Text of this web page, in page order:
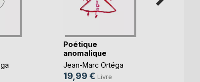
Poétique
anomalique
Jean-Marc Ortéga
19,99 € Livre